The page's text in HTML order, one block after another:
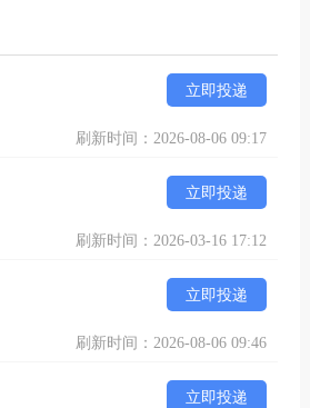
立即投递
刷新时间：2026-08-06 09:17
立即投递
刷新时间：2026-03-16 17:12
立即投递
刷新时间：2026-08-06 09:46
立即投递